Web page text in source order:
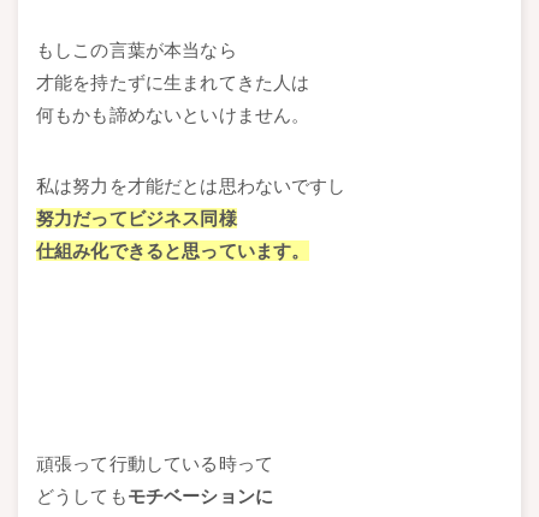
もしこの言葉が本当なら
才能を持たずに生まれてきた人は
何もかも諦めないといけません。
私は努力を才能だとは思わないですし
努力だってビジネス同様
仕組み化できると思っています。
頑張って行動している時って
どうしてもモチベーションに